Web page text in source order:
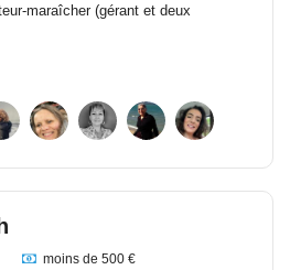
maraîcher (gérant et deux
moins de 500 €